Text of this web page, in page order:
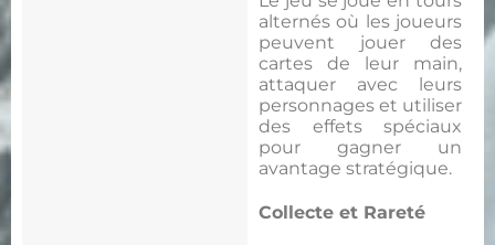
alternés où les joueurs
peuvent jouer des
cartes de leur main,
attaquer avec leurs
personnages et utiliser
des effets spéciaux
pour gagner un
avantage stratégique.
Collecte et Rareté